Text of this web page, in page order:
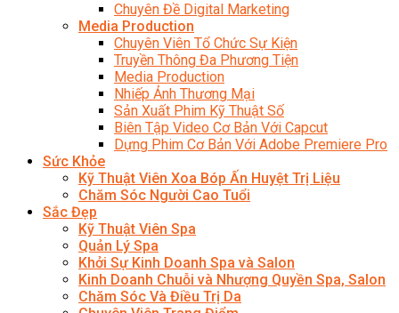
Chuyên Đề Digital Marketing
Media Production
Chuyên Viên Tổ Chức Sự Kiện
Truyền Thông Đa Phương Tiện
Media Production
Nhiếp Ảnh Thương Mại
Sản Xuất Phim Kỹ Thuật Số
Biên Tập Video Cơ Bản Với Capcut
Dựng Phim Cơ Bản Với Adobe Premiere Pro
Sức Khỏe
Kỹ Thuật Viên Xoa Bóp Ấn Huyệt Trị Liệu
Chăm Sóc Người Cao Tuổi
Sắc Đẹp
Kỹ Thuật Viên Spa
Quản Lý Spa
Khởi Sự Kinh Doanh Spa và Salon
Kinh Doanh Chuỗi và Nhượng Quyền Spa, Salon
Chăm Sóc Và Điều Trị Da